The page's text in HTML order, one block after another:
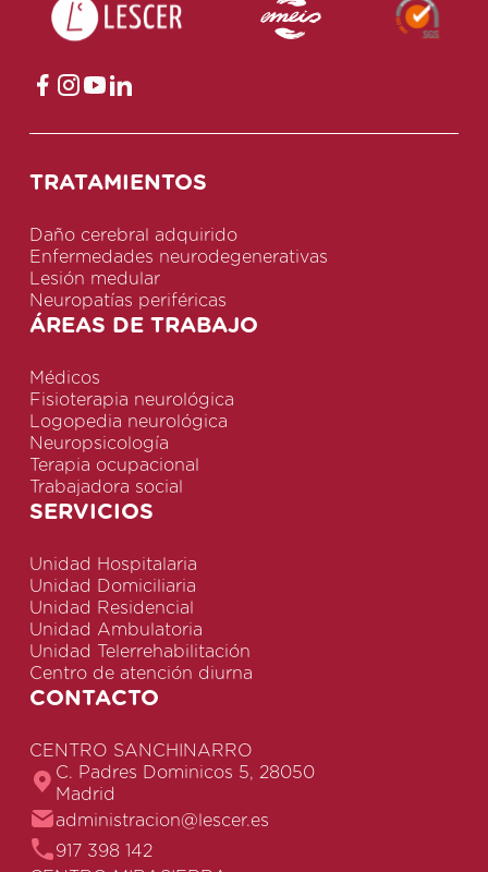
TRATAMIENTOS
Daño cerebral adquirido
Enfermedades neurodegenerativas
Lesión medular
Neuropatías periféricas
ÁREAS DE TRABAJO
Médicos
Fisioterapia neurológica
Logopedia neurológica
Neuropsicología
Terapia ocupacional
Trabajadora social
SERVICIOS
Unidad Hospitalaria
Unidad Domiciliaria
Unidad Residencial
Unidad Ambulatoria
Unidad Telerrehabilitación
Centro de atención diurna
CONTACTO
CENTRO SANCHINARRO
C. Padres Dominicos 5, 28050
Madrid
administracion@lescer.es
917 398 142